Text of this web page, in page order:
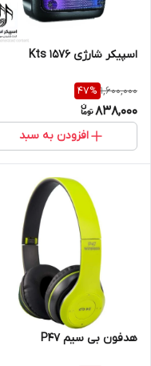
اسپیکر شارژی Kts 1576
1,600,000
47%
838,000
افزودن به سبد
هدفون بی سیم P47